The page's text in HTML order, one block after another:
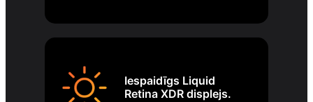
Iespaidīgs Liquid
Retina XDR displejs.